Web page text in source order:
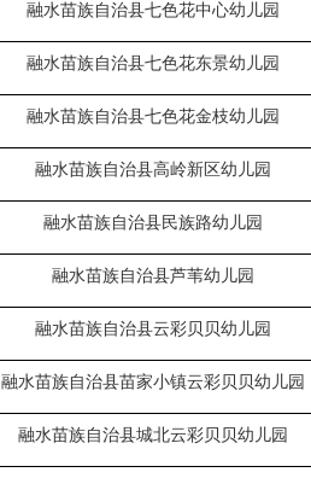
融水苗族自治县七色花中心幼儿园
融水苗族自治县七色花东景幼儿园
融水苗族自治县七色花金枝幼儿园
融水苗族自治县高岭新区幼儿园
融水苗族自治县民族路幼儿园
融水苗族自治县芦苇幼儿园
融水苗族自治县云彩贝贝幼儿园
融水苗族自治县苗家小镇云彩贝贝幼儿园
融水苗族自治县城北云彩贝贝幼儿园